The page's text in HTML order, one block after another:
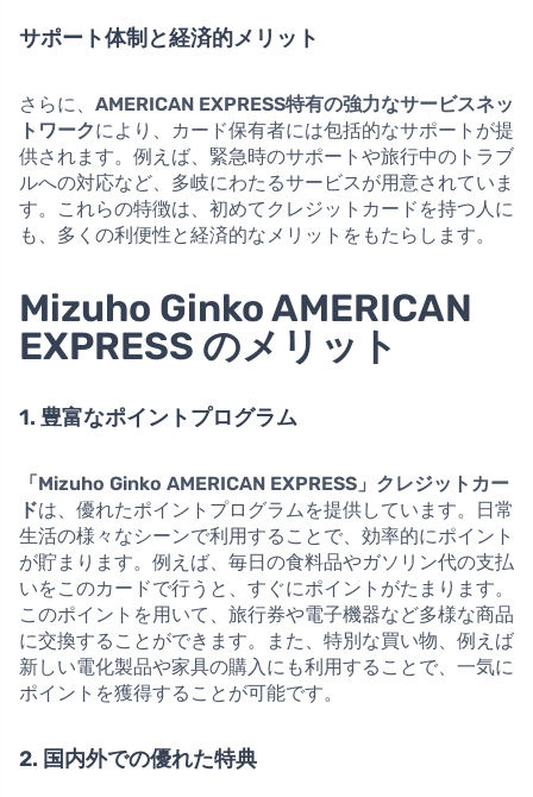
サポート体制と経済的メリット
さらに、 AMERICAN EXPRESS特有の強力なサービスネッ
トワークにより、カード保有者には包括的なサポートが提
供されます。例えば、緊急時のサポートや旅行中のトラブ
ルへの対応など、多岐にわたるサービスが用意されていま
す。これらの特徴は、初めてクレジットカードを持つ人に
も、多くの利便性と経済的なメリットをもたらします。
Mizuho Ginko AMERICAN
EXPRESS のメリット
1. 豊富なポイントプログラム
「Mizuho Ginko AMERICAN EXPRESS」クレジットカー
ドは、優れたポイントプログラムを提供しています。日常
生活の様々なシーンで利用することで、効率的にポイント
が貯まります。例えば、毎日の食料品やガソリン代の支払
いをこのカードで行うと、すぐにポイントがたまります。
このポイントを用いて、旅行券や電子機器など多様な商品
に交換することができます。また、特別な買い物、例えば
新しい電化製品や家具の購入にも利用することで、一気に
ポイントを獲得することが可能です。
2. 国内外での優れた特典